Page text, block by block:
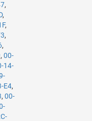
,
,
,
,
,
,00-
14-
E4,
,00-